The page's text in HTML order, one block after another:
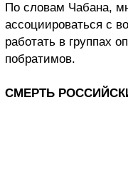
По словам Чабана,
ассоциироваться с
работать в группах
побратимов.
СМЕРТЬ